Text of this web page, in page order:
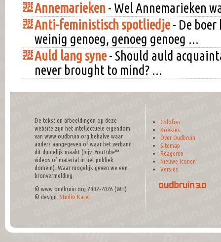
Annemarieken - Wel Annemarieken
Anti-feministisch spotliedje- De boer
weinig genoeg, genoeg genoeg ...
Auld lang syne- Should auld
never brought to mind? ...
De tekst en afbeeldingen op deze
website zijn het intellectuele eigendom
van www.oudbruin.org behalve waar
anders aangegeven of waar het verband
dit duidelijk maakt (bijv. YouTube™
videos of material in het publiek
domein). Waar mogelijk geven we een
bronvermelding.
© www.oudbruin.org 2002-2026 (WH)
© design: Studio Karel
Colofon
Koekies
Over Oudbruin
Sitemap
Reageren
Nieuwe Iconen
Versies